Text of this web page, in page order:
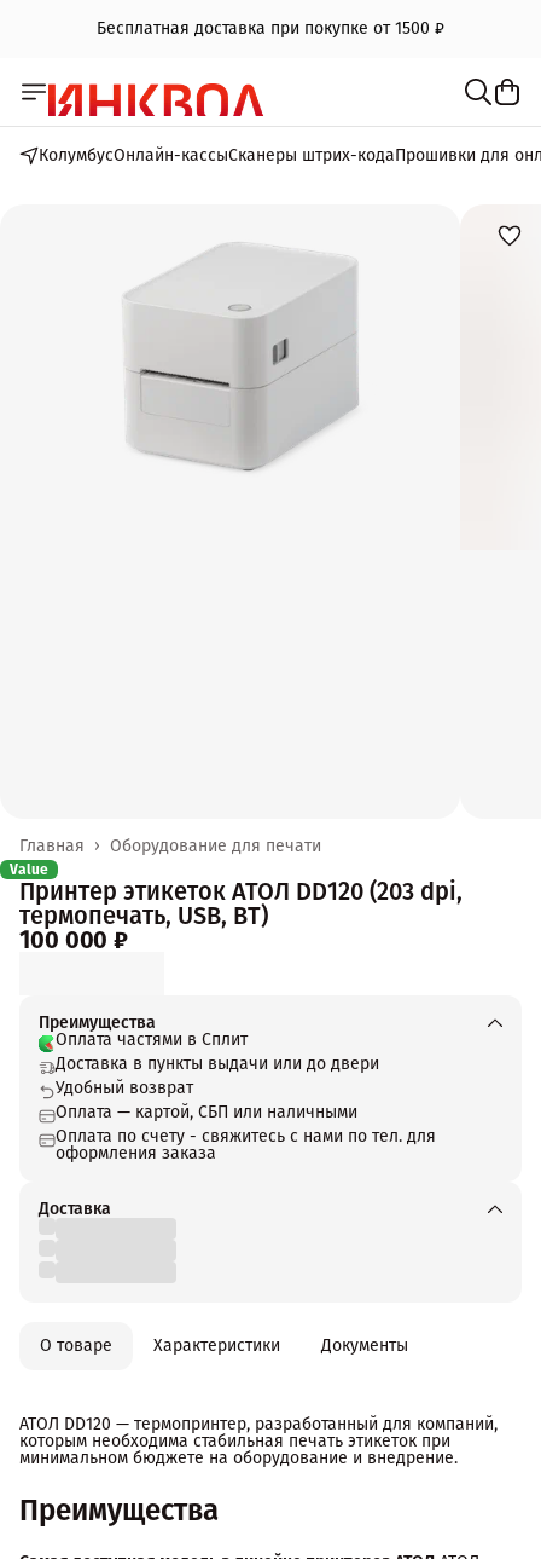
Бесплатная доставка при покупке от 1500 ₽
КолумбусОнлайн-кассыСканеры штрих-кодаПрошивки для
Оборудование для печати
Главная ›
Value
Принтер этикеток АТОЛ DD120 (203 dpi,
термопечать, USB, BT)
100 000 ₽
Преимущества
Оплата частями в Сплит
Доставка в пункты выдачи или до двери
Удобный возврат
Оплата — картой, СБП или наличными
Оплата по счету - свяжитесь с нами по тел. для
оформления заказа
Доставка
О товаре Характеристики Документы
АТОЛ DD120 — термопринтер, разработанный для компаний,
которым необходима стабильная печать этикеток при
минимальном бюджете на оборудование и внедрение.
Преимущества